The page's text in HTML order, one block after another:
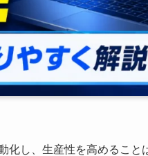
化し、生産性を高めること